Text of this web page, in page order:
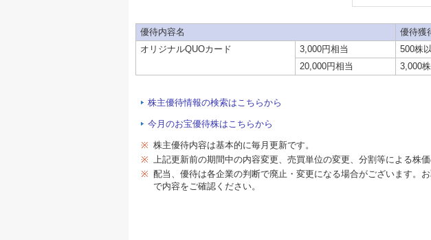
優待内容名 優待獲
オリジナルQUOカード
3,000円相当 500株
20,000円相当 3,000
株主優待情報の検索はこちらから
今月のお宝優待株はこちらから
※ 株主優待内容は基本的に毎月更新です。
※ 上記更新前の期間中の内容変更、売買単位の変更、分割等による株
※ 配当、優待は各企業の判断で廃止・変更になる場合がございます。
で内容をご確認ください。